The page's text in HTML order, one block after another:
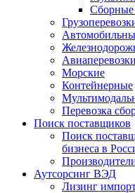
Сборные
Авиаперевозки
Морские
Контейнерные
Перевозка
Поиск поставщиков
Поиск
бизнеса в
Аутсорсинг ВЭД
Лизинг